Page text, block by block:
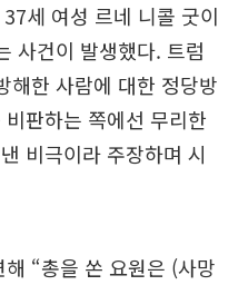
세 여성 르네 니콜 굿이
사건이 발생했다. 트럼
해한 사람에 대한 정당방
판하는 쪽에선 무리한
비극이라 주장하며 시
“총을 쏜 요원은 (사망